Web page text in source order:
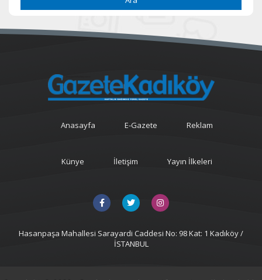
Anasayfa E-Gazete Reklam
Künye İletişim Yayın İlkeleri
Hasanpaşa Mahallesi Sarayardi Caddesi No: 98 Kat: 1 Kadıköy /
İSTANBUL